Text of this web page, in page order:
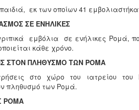
εκ των οποίων 41
ΣΕ ΕΝΗΛΙΚΕΣ
εμβόλια σε ενήλικες Ρομά,
κάθε χρόνο.
ΣΤΟΝ ΠΛΗΘΥΣΜΟ ΤΩΝ ΡΟΜΑ
στο χώρο του ιατρείου
πληθυσμό των Ρομά.
ΡΟΜΑ